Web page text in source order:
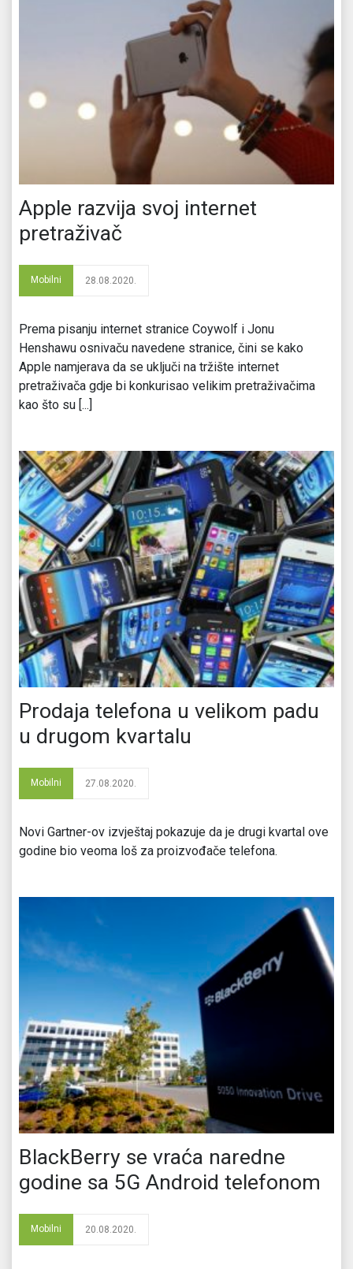
Apple razvija svoj internet
pretraživač
Mobilni 28.08.2020.
Prema pisanju internet stranice Coywolf i Jonu
Henshawu osnivaču navedene stranice, čini se kako
Apple namjerava da se uključi na tržište internet
pretraživača gdje bi konkurisao velikim pretraživačima
kao što su [...]
Prodaja telefona u velikom padu
u drugom kvartalu
Mobilni 27.08.2020.
Novi Gartner-ov izvještaj pokazuje da je drugi kvartal ove
godine bio veoma loš za proizvođače telefona.
BlackBerry se vraća naredne
godine sa 5G Android telefonom
Mobilni 20.08.2020.